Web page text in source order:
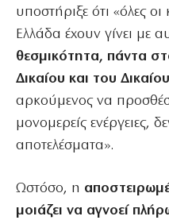
υποστήριξε ότι «όλες
Ελλάδα έχουν γίνει με
θεσμικότητα, πάντα
Δικαίου και του Δικαίου
αρκούμενος να
μονομερείς ενέργειες,
αποτελέσματα».
Ωστόσο, η
μοιάζει να αγνοεί